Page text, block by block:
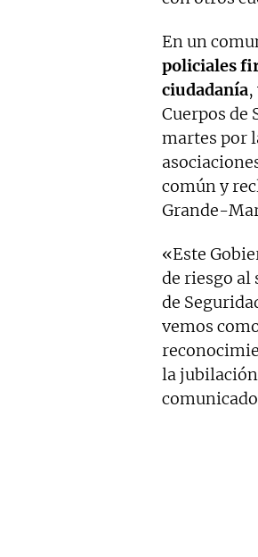
En un
policiales
ciudadanía
Cuerpos de
martes por
común y
Grande-
«Este
de riesgo al
de
vemos
la